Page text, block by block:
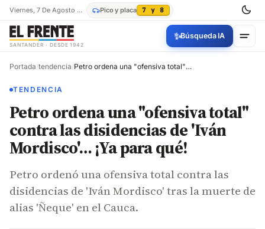
Viernes, 7 De Agosto De 2026 Pico y placa 7 y 8
SANTANDER · DESDE 1942
✨Búsqueda IA
Portada/tendencia/ Petro ordena una "ofensiva total" contra las disidencias de 'Iván Mordisco'… ¡Ya para qué!
TENDENCIA
Petro ordena una "ofensiva total"
contra las disidencias de 'Iván
Mordisco'… ¡Ya para qué!
Petro ordenó una ofensiva total contra las
disidencias de 'Iván Mordisco' tras la muerte de
alias 'Ñeque' en el Cauca.